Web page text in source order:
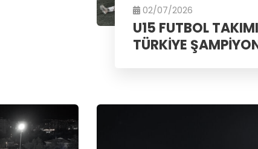
02/07/2026
U15 FUTBOL
TÜRKİYE